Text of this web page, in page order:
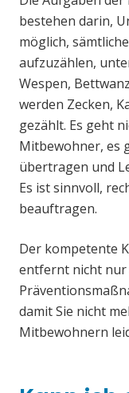
bestehen darin,
möglich,
aufzuzählen,
Wespen,
werden Zecken,
gezählt. Es geht
Mitbewohner, es
übertragen und
Es ist sinnvoll,
beauftragen.
Der kompetente
entfernt nicht nur
damit Sie nicht
Mitbewohnern